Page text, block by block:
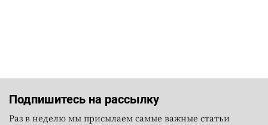
Подпишитесь на рассылку
Раз в неделю мы присылаем самые важные статьи